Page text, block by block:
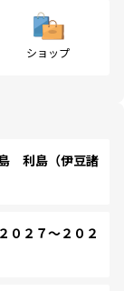
ショップ
利島（伊豆諸
２７～２０２